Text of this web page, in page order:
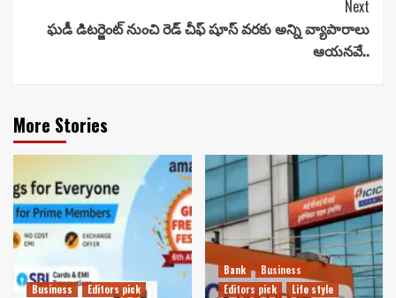
Next
ఘడీ డిటర్జెంట్ నుంచి రెడ్ చీఫ్ షూస్ వరకు అన్ని వ్యాపారాలు
ఆయనవే..
More Stories
Business
Editors pick
Bank
Business
Editors pick
Life style